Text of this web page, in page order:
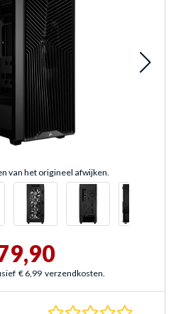
van het origineel afwijken.
€ 6,99 verzendkosten.